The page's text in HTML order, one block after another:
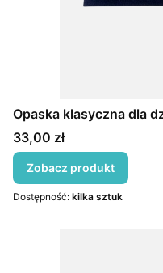
Opaska klasyczna dla
Cena
33,00 zł
Zobacz produkt
Dostępność: kilka sztuk